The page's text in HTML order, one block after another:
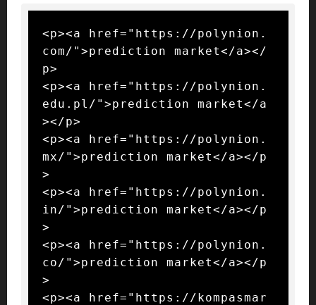
<p><a href="https://polynion.
com/">prediction market</a></
p>
<p><a href="https://polynion.
edu.pl/">prediction market</a
></p>
<p><a href="https://polynion.
mx/">prediction market</a></p
>
<p><a href="https://polynion.
in/">prediction market</a></p
>
<p><a href="https://polynion.
co/">prediction market</a></p
>
<p><a href="https://kompasmar